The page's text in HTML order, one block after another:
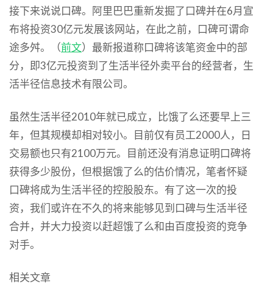
接下来说说口碑。阿里巴巴重新发掘了口碑并在6月宣
布将投资30亿元发展该网站，在此之前，口碑可谓命
途多舛。（前文）最新报道称口碑将该笔资金中的部
分，即3亿元投资到了生活半径外卖平台的经营者，生
活半径信息技术有限公司。
虽然生活半径2010年就已成立，比饿了么还要早上三
年，但其规模却相对较小。目前仅有员工2000人，日
交易额也只有2100万元。目前还没有消息证明口碑将
获得多少股份，但根据饿了么的估价情况，笔者怀疑
口碑将成为生活半径的控股股东。有了这一次的投
资，我们或许在不久的将来能够见到口碑与生活半径
合并，并大力投资以赶超饿了么和由百度投资的竞争
对手。
相关文章